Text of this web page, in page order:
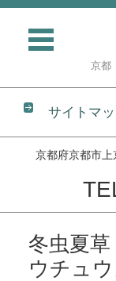
京
サイトマ
京都府京都市
冬虫夏
ウチュ